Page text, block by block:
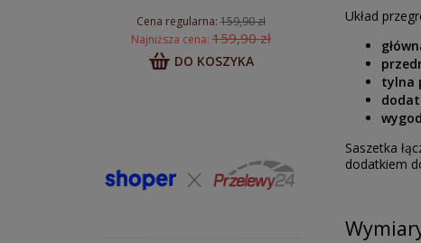
Cena regularna:159,90 zł
Najniższa cena:159,90 zł
DO KOSZYKA
Układ
tylna
Saszetka
dodatkiem